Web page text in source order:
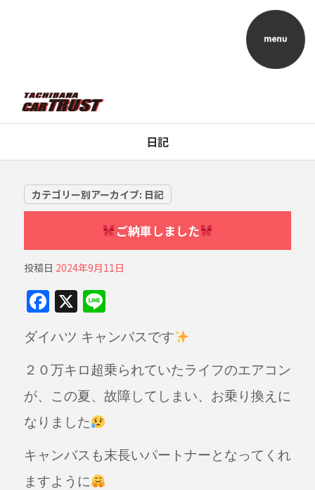
日記
カテゴリー別アーカイブ: 日記
ご納車しました
投稿日 2024年9月11日
F
c
e
b
o
o
k
X Li
n
e
ダイハツ キャンバスです
２０万キロ超乗られていたライフのエアコン
が、この夏、故障してしまい、お乗り換えに
なりました
キャンバスも末長いパートナーとなってくれ
ますように